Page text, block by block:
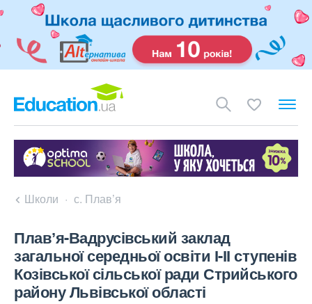
Школи с. Плав’я
Плавʼя-Вадрусівський заклад
загальної середньої освіти І-ІІ ступенів
Козівської сільської ради Стрийського
району Львівської області